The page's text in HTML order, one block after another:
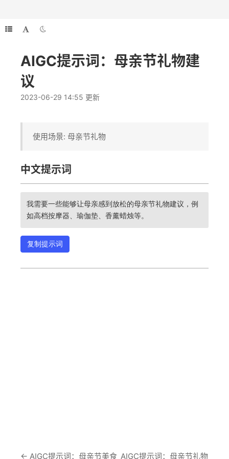
AIGC提示词：母亲节礼物建
议
2023-06-29 14:55 更新
使用场景: 母亲节礼物
中文提示词
我需要一些能够让母亲感到放松的母亲节礼物建议，例
如高档按摩器、瑜伽垫、香薰蜡烛等。
复制提示词
← AIGC提示词：母亲节美食 AIGC提示词：母亲节礼物